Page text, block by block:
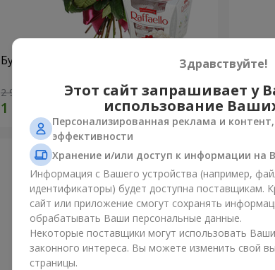
Букет "В День рождения, с любовью!"
2 922 грн Заказать
Букет
1 399
Здравствуйте!
Этот сайт запрашивает у
использование
Персонализированная реклама и
эффективности
Хранение и/или доступ к информации на
Информация с Вашего устройства (например,
идентификаторы) будет доступна поставщикам.
сайт или приложение смогут сохранять
обрабатывать Ваши персональные данные.
Некоторые поставщики могут использовать
законного интереса. Вы можете изменить свой
страницы.